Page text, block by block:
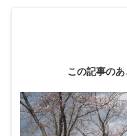
この記事の